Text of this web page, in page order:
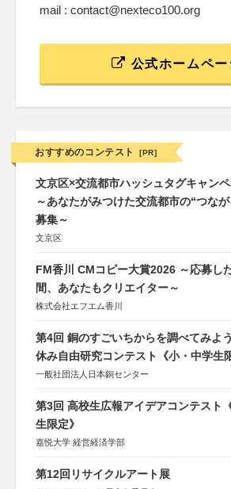
mail : contact@nexteco100.org
公式ホームペー
おすすめのコンテスト [PR]
文京区×交流都市ハッシュタグキャン
～あなたがみつけた交流都市の“つな
募集～
文京区
FM香川 CMコピー大賞2026 ～応募し
間、あなたもクリエイター～
株式会社エフエム香川
第4回 銅のすごいちからを調べてみよ
休み自由研究コンテスト《小・中学生
一般社団法人日本銅センター
第3回 高校生広報アイデアコンテスト
生限定》
嘉悦大学 経営経済学部
第12回リサイクルアート展